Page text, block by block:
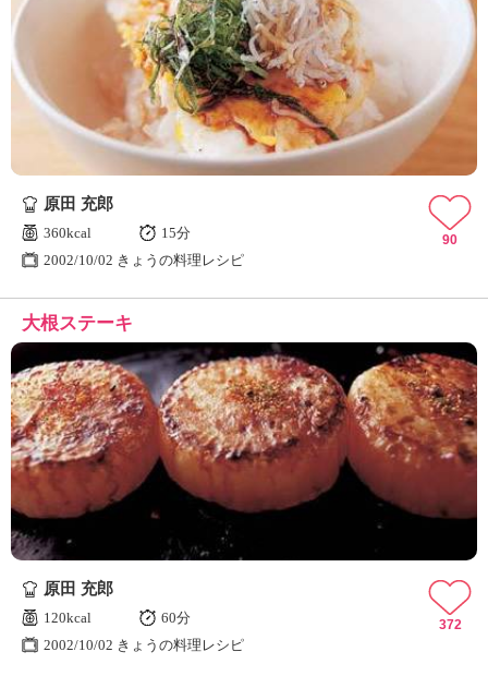
原田 充郎
360kcal
15分
2002/10/02 きょうの料理レシピ
90
大根ステーキ
原田 充郎
120kcal
60分
2002/10/02 きょうの料理レシピ
372